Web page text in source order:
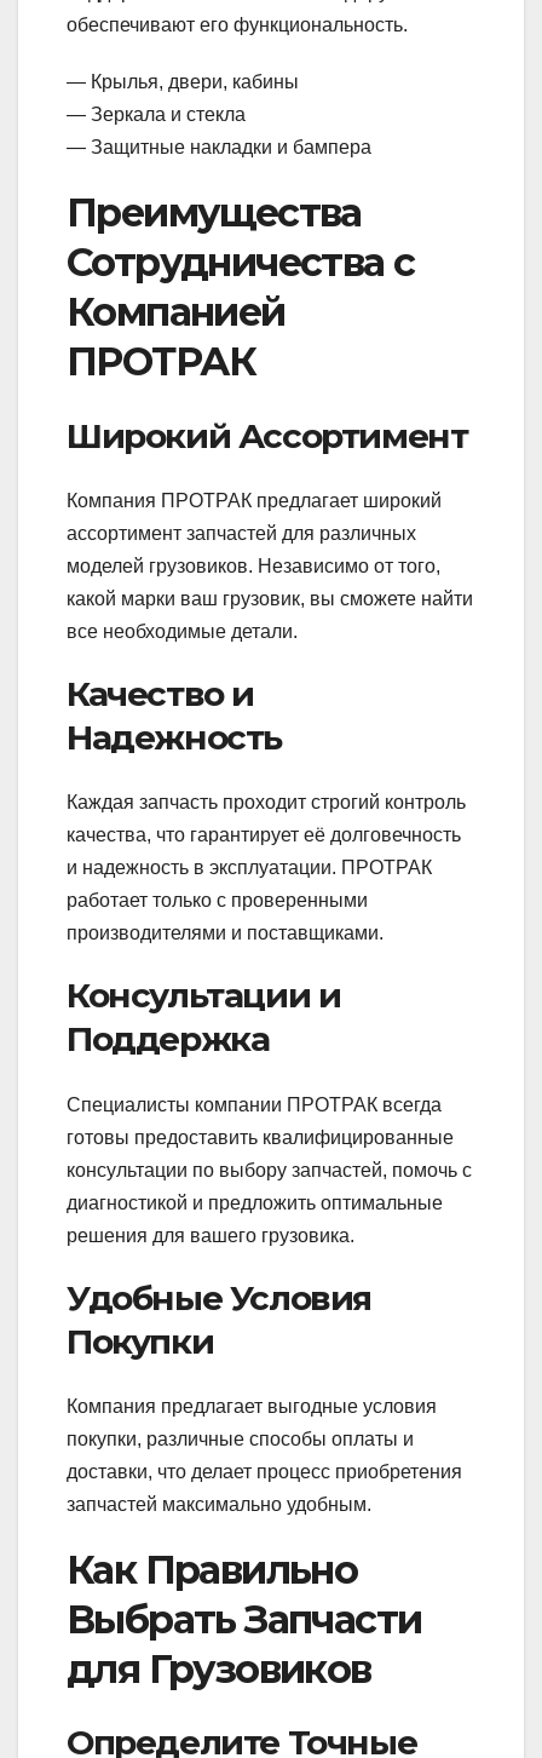
обеспечивают его функциональность.
— Крылья, двери, кабины
— Зеркала и стекла
— Защитные накладки и бампера
Преимущества
Сотрудничества с
Компанией
ПРОТРАК
Широкий Ассортимент
Компания ПРОТРАК предлагает широкий
ассортимент запчастей для различных
моделей грузовиков. Независимо от того,
какой марки ваш грузовик, вы сможете найти
все необходимые детали.
Качество и
Надежность
Каждая запчасть проходит строгий контроль
качества, что гарантирует её долговечность
и надежность в эксплуатации. ПРОТРАК
работает только с проверенными
производителями и поставщиками.
Консультации и
Поддержка
Специалисты компании ПРОТРАК всегда
готовы предоставить квалифицированные
консультации по выбору запчастей, помочь с
диагностикой и предложить оптимальные
решения для вашего грузовика.
Удобные Условия
Покупки
Компания предлагает выгодные условия
покупки, различные способы оплаты и
доставки, что делает процесс приобретения
запчастей максимально удобным.
Как Правильно
Выбрать Запчасти
для Грузовиков
Определите Точные